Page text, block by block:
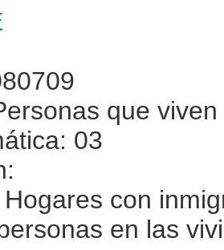
que
03
con
en las